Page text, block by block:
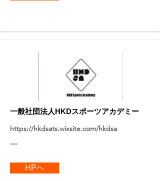
一般社団法人HKDスポーツアカデミー
https://hkdsats.wixsite.com/hkdsa
---
HPへ